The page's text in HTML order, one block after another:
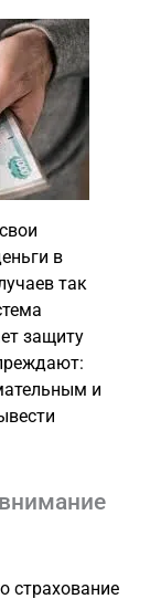
в
так
защиту
и
страхование